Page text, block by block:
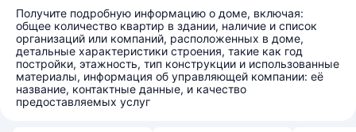
Получите подробную информацию о доме, включая:
общее количество квартир в здании, наличие и список
организаций или компаний, расположенных в доме,
детальные характеристики строения, такие как год
постройки, этажность, тип конструкции и использованные
материалы, информация об управляющей компании: её
название, контактные данные, и качество
предоставляемых услуг